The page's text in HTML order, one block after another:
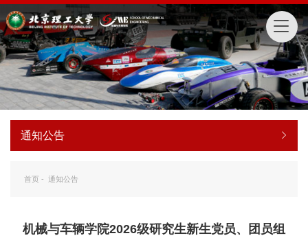
通知公告
首页 - 通知公告
机械与车辆学院2026级研究生新生党员、团员组